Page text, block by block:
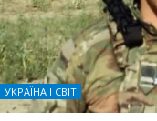
УКРАЇНА І СВІТ